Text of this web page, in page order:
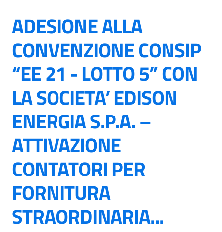
ADESIONE ALLA
CONVENZIONE CONSIP
“EE 21 - LOTTO 5” CON
LA SOCIETA’ EDISON
ENERGIA S.P.A. –
ATTIVAZIONE
CONTATORI PER
FORNITURA
STRAORDINARIA...